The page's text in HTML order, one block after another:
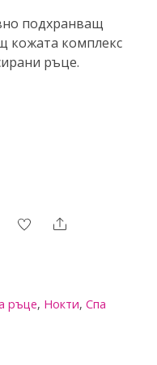
подхранващ
кожата комплекс
ръце.
Share
ръце, Нокти,Спа